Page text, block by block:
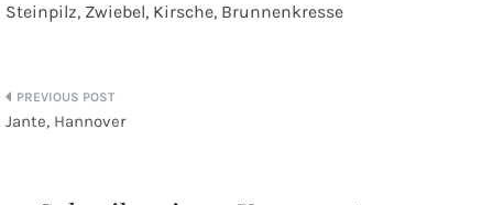
Steinpilz, Zwiebel, Kirsche, Brunnenkresse
Beitragsnavigation
Jante, Hannover